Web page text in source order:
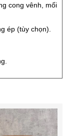
cong vênh, mối
ép (tùy chọn).